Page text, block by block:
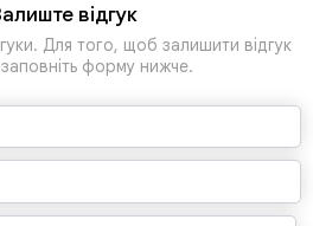
відгук
Для того, щоб залишити відгук
форму нижче.